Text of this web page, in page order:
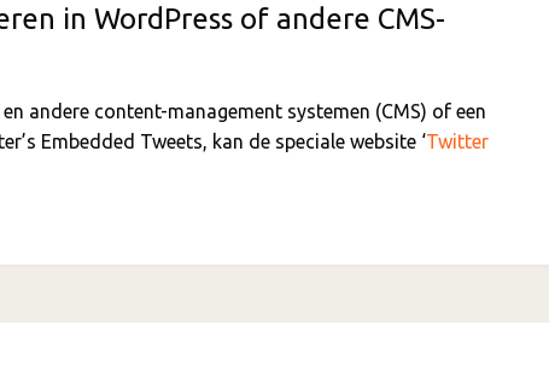
in WordPress of andere CMS-
andere content-management systemen (CMS) of een
Embedded Tweets, kan de speciale website ‘Twitter